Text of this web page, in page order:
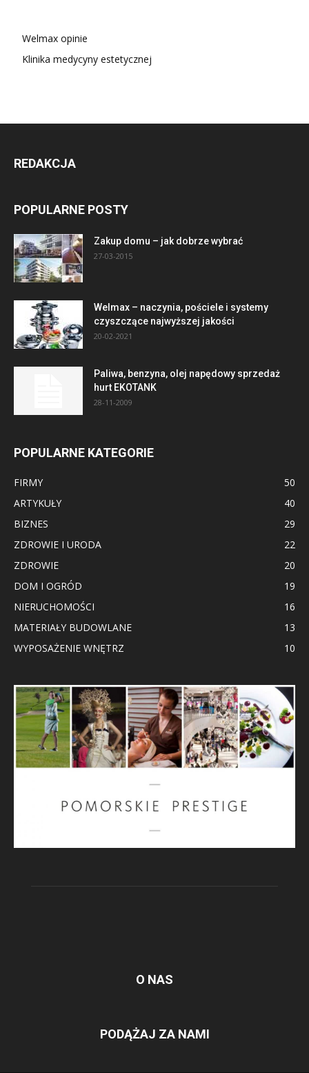
Welmax opinie
Klinika medycyny estetycznej
REDAKCJA
POPULARNE POSTY
Zakup domu – jak dobrze wybrać
27-03-2015
Welmax – naczynia, pościele i systemy
czyszczące najwyższej jakości
20-02-2021
Paliwa, benzyna, olej napędowy sprzedaż
hurt EKOTANK
28-11-2009
POPULARNE KATEGORIE
FIRMY
50
ARTYKUŁY
40
BIZNES
29
ZDROWIE I URODA
22
ZDROWIE
20
DOM I OGRÓD
19
NIERUCHOMOŚCI
16
MATERIAŁY BUDOWLANE
13
WYPOSAŻENIE WNĘTRZ
10
O NAS
PODĄŻAJ ZA NAMI